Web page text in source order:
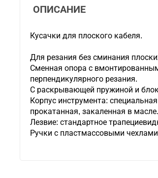
ОПИСАНИЕ
Кусачки для плоского кабеля.
Для резания без сминания
Сменная опора с
перпендикулярного резания.
С раскрывающей пружиной и
Корпус инструмента:
прокатанная, закаленная в масле.
Лезвие: стандартное
Ручки с пластмассовыми